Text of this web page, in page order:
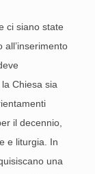
ci siano state
Chiesa sia
il decennio,
e li­turgia. In
una